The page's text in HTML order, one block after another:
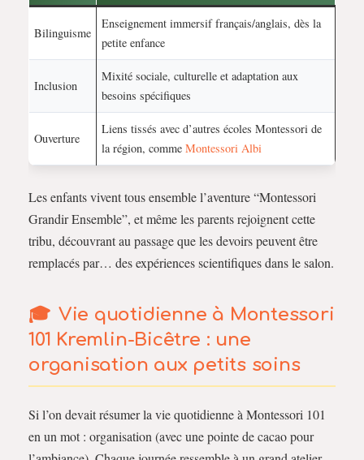
Bilinguisme
Enseignement immersif français/anglais, dès la
petite enfance
Inclusion
Mixité sociale, culturelle et adaptation aux
besoins spécifiques
Ouverture
Liens tissés avec d’autres écoles Montessori de
la région, comme Montessori Albi
Les enfants vivent tous ensemble l’aventure “Montessori
Grandir Ensemble”, et même les parents rejoignent cette
tribu, découvrant au passage que les devoirs peuvent être
remplacés par… des expériences scientifiques dans le salon.
Vie quotidienne à Montessori
101 Kremlin-Bicêtre : une
organisation aux petits soins
Si l’on devait résumer la vie quotidienne à Montessori 101
en un mot : organisation (avec une pointe de cacao pour